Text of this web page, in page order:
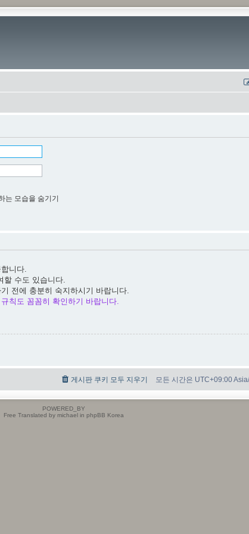
는 모습을 숨기기
니다.
할 수도 있습니다.
전에 충분히 숙지하시기 바랍니다.
칙도 꼼꼼히 확인하기 바랍니다.
모든 시간은 UTC+09:00
게시판 쿠키 모두 지우기
POWERED_BY
Free Translated by michael in phpBB Korea